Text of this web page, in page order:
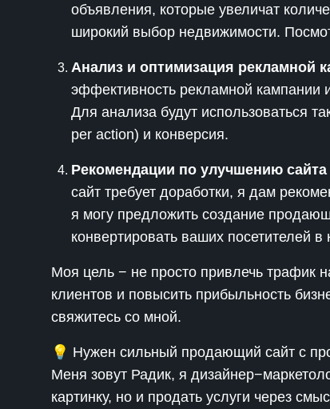
объявления, которые увеличат
широкий выбор недвижимости.
Анализ и оптимизация рекламной
эффективность рекламной кампании
Для анализа будут использоваться
per action) и конверсия.
Рекомендации по улучшению
сайт требует доработки, я дам
я могу предложить создание
конвертировать ваших посетителей в
Моя цель − не просто привлечь трафик
клиентов и повысить прибыльность
свяжитесь со мной.
💡 Нужен сильный продающий сайт с
Меня зовут Радик, я
картинку, но и продать услуги через